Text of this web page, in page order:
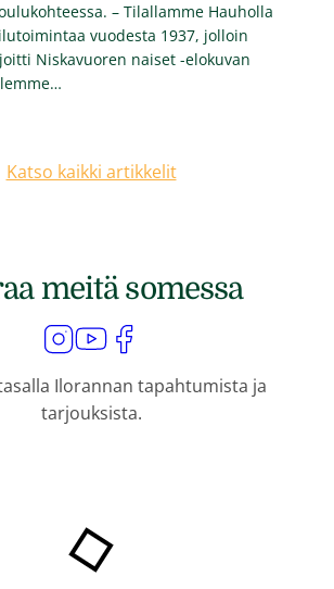
– Tilallamme Hauholla
vuodesta 1937, jolloin
Niskavuoren naiset -elokuvan
Katso kaikki artikkelit
meitä somessa
Ilorannan tapahtumista ja
tarjouksista.